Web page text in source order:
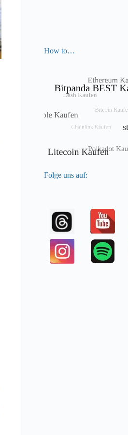
How to…
Folge uns auf: